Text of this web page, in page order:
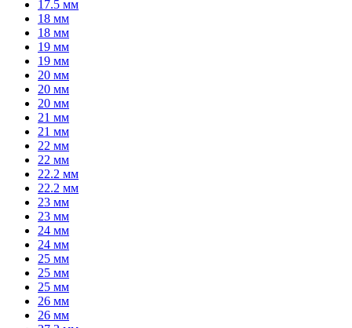
17.5 мм
18 мм
18 мм
19 мм
19 мм
20 мм
20 мм
20 мм
21 мм
21 мм
22 мм
22 мм
22.2 мм
22.2 мм
23 мм
23 мм
24 мм
24 мм
25 мм
25 мм
25 мм
26 мм
26 мм